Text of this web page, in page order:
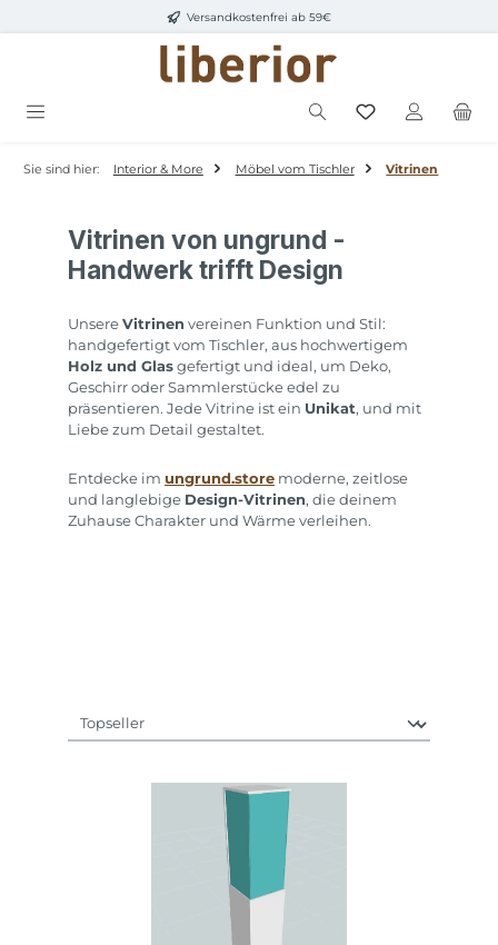
Zum Hauptinhalt springenVersandkostenfrei ab 59€
Sie sind hier: Interior & More Möbel vom Tischler Vitrinen
Vitrinen von ungrund -
Handwerk trifft Design
Unsere Vitrinen vereinen Funktion und Stil:
handgefertigt vom Tischler, aus hochwertigem
Holz und Glas gefertigt und ideal, um Deko,
Geschirr oder Sammlerstücke edel zu
präsentieren. Jede Vitrine ist ein Unikat, und mit
Liebe zum Detail gestaltet.
Entdecke im ungrund.store moderne, zeitlose
und langlebige Design-Vitrinen, die deinem
Zuhause Charakter und Wärme verleihen.